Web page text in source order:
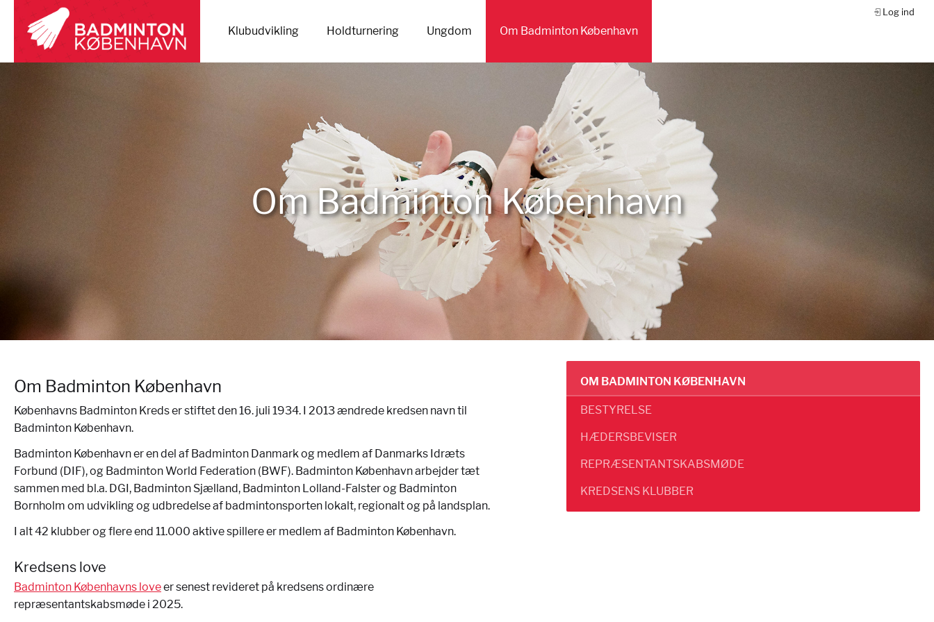
Klubudvikling Holdturnering Ungdom Om Badminton København
Log ind
Om Badminton København
OM BADMINTON KØBENHAVN
BESTYRELSE
HÆDERSBEVISER
REPRÆSENTANTSKABSMØDE
KREDSENS KLUBBER
Om Badminton København
Københavns Badminton Kreds er stiftet den 16. juli 1934. I 2013 ændrede kredsen navn til
Badminton København.
Badminton København er en del af Badminton Danmark og medlem af Danmarks Idræts
Forbund (DIF), og Badminton World Federation (BWF). Badminton København arbejder tæt
sammen med bl.a. DGI, Badminton Sjælland, Badminton Lolland-Falster og Badminton
Bornholm om udvikling og udbredelse af badmintonsporten lokalt, regionalt og på landsplan.
I alt 42 klubber og flere end 11.000 aktive spillere er medlem af Badminton København.
Kredsens love
Badminton Københavns loveer senest revideret på kredsens ordinære
repræsentantskabsmøde i 2025.